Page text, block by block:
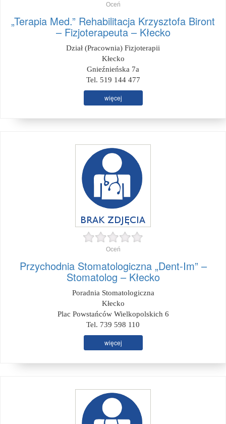
Oceń
„Terapia Med.” Rehabilitacja Krzysztofa Biront
– Fizjoterapeuta – Kłecko
Dział (Pracownia) Fizjoterapii
Kłecko
Gnieźnieńska 7a
Tel. 519 144 477
więcej
Oceń
Przychodnia Stomatologiczna „Dent-Im” –
Stomatolog – Kłecko
Poradnia Stomatologiczna
Kłecko
Plac Powstańców Wielkopolskich 6
Tel. 739 598 110
więcej